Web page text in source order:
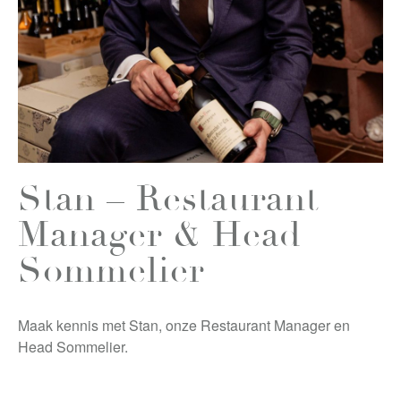
Stan – Restaurant
Manager & Head
Sommelier
Maak kennis met Stan, onze Restaurant Manager en
Head Sommelier.